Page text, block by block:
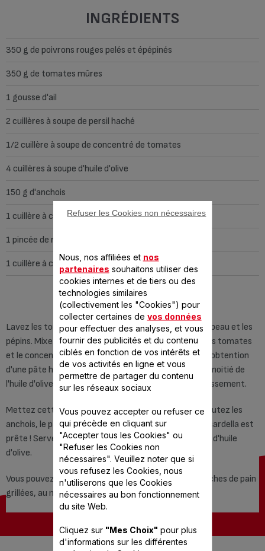
INGRÉDIENTS
350 g de poivrons rouges pelés et épépinés
350 g de tomates mûres
1 gousse d'ail
2 cuillères à soupe de persil haché
1/2 cuillère à soupe de concentré de tomates
4 cuillères à soupe d'huile d'olive
150 g d'anchois
1 cuillère à café de paprika piquant
1 pincée de noix de muscade moulue
1 cuillère à café de sel.
PRÉPARATION
Lavez les tomates, coupez-les en deux, ôtez-leur la peau et les
pépins. Mixez les poivrons rouges avec l'ail, le persil, les tomates
et le concentré de tomates dans votre robot jusqu'à obtention
d'une pâte homogène.Versez ce mélange ainsi que la moitié de
l'huile d'olive dans une poêle et remuez jusqu'à épaississement.
Mettez cette pâte dans un bol et laissez refroidir. Ajoutez les
anchois, le paprika, la noix de muscade et le sel.Votre sardella est
prête ! Servez-la dans un bol et arrosez avec le reste d'huile
d'olive.
Vous pouvez la déguster accompagnée de fines tranches de pain
grillées, au moment de l'apéritif.
Nous, nos affiliées et nos
partenaires souhaitons utiliser des
cookies internes et de tiers ou des
technologies similaires
(collectivement les "Cookies") pour
collecter certaines de vos données
pour effectuer des analyses, et vous
fournir des publicités et du contenu
ciblés en fonction de vos intérêts et
de vos activités en ligne et vous
permettre de partager du contenu
sur les réseaux sociaux
Vous pouvez accepter ou refuser ce
qui précède en cliquant sur
"Accepter tous les Cookies" ou
"Refuser les Cookies non
nécessaires". Veuillez noter que si
vous refusez les Cookies, nous
n'utiliserons que les Cookies
nécessaires au bon fonctionnement
du site Web.
Cliquez sur "Mes Choix" pour plus
d'informations sur les différentes
Refuser les Cookies non nécessaires